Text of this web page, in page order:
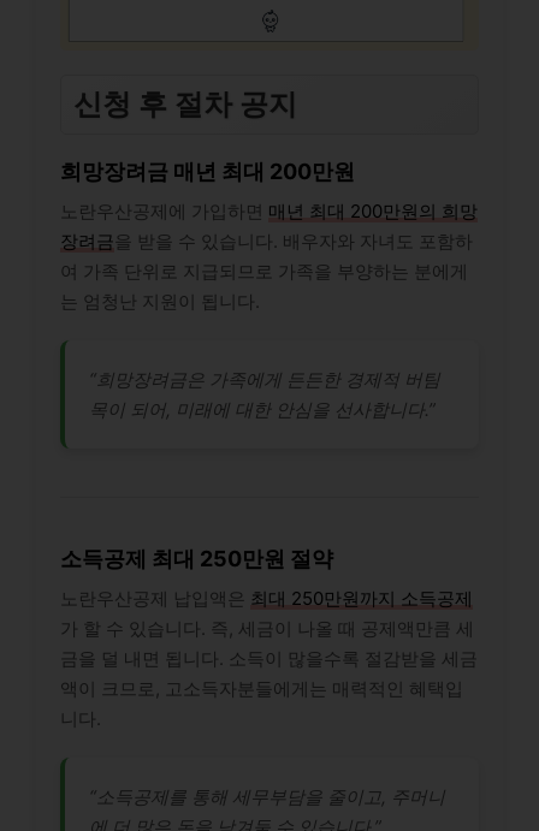
신청 후 절차 공지
희망장려금 매년 최대 200만원
노란우산공제에 가입하면 매년 최대 200만원의 희망
장려금을 받을 수 있습니다. 배우자와 자녀도 포함하
여 가족 단위로 지급되므로 가족을 부양하는 분에게
는 엄청난 지원이 됩니다.
“희망장려금은 가족에게 든든한 경제적 버팀
목이 되어, 미래에 대한 안심을 선사합니다.”
소득공제 최대 250만원 절약
노란우산공제 납입액은 최대 250만원까지 소득공제
가 할 수 있습니다. 즉, 세금이 나올 때 공제액만큼 세
금을 덜 내면 됩니다. 소득이 많을수록 절감받을 세금
액이 크므로, 고소득자분들에게는 매력적인 혜택입
니다.
“소득공제를 통해 세무부담을 줄이고, 주머니
에 더 많은 돈을 남겨둘 수 있습니다.”